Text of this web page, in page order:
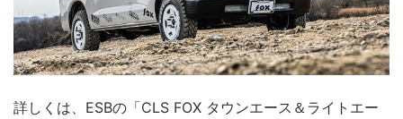
詳しくは、ESBの「CLS FOX タウンエース＆ライトエー